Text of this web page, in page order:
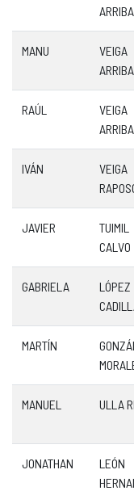
MANU
VEIGA
RAÚL
VEIGA
IVÁN
VEIGA
JAVIER
TUIMIL
CALVO
GABRIELA
LÓPEZ
MARTÍN
MANUEL ULLA
JONATHAN
LEÓN